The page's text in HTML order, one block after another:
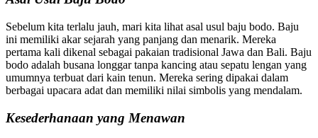
Sebelum kita terlalu jauh, mari kita lihat asal usul baju bodo. Baju
ini memiliki akar sejarah yang panjang dan menarik. Mereka
pertama kali dikenal sebagai pakaian tradisional Jawa dan Bali. Baju
bodo adalah busana longgar tanpa kancing atau sepatu lengan yang
umumnya terbuat dari kain tenun. Mereka sering dipakai dalam
berbagai upacara adat dan memiliki nilai simbolis yang mendalam.
Kesederhanaan yang Menawan